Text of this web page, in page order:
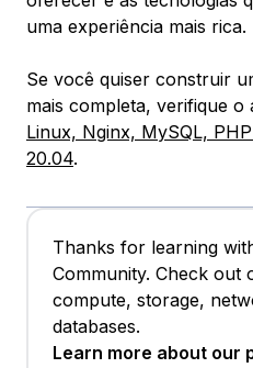
uma experiência mais rica.
Se você quiser construir
mais completa, verifique o
Linux, Nginx, MySQL,
20.04.
Thanks for learning
Community. Check out
compute, storage,
databases.
Learn more about our